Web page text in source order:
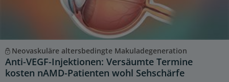
Neovaskuläre altersbedingte Makuladegeneration
Anti-VEGF-Injektionen: Versäumte Termine
kosten nAMD-Patienten wohl Sehschärfe